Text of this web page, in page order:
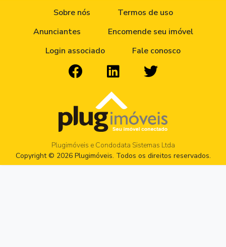
Sobre nós
Termos de uso
Anunciantes
Encomende seu imóvel
Login associado
Fale conosco
Plugimóveis e Condodata Sistemas Ltda
Copyright © 2026 Plugimóveis. Todos os direitos reservados.